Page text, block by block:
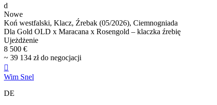
d
Nowe
Koń westfalski, Klacz, Źrebak (05/2026), Ciemnogniada
Dla Gold OLD x Maracana x Rosengold – klaczka źrebię
Ujeżdżenie
8 500 €
~ 39 134 zł do negocjacji

Wim Snel
DE